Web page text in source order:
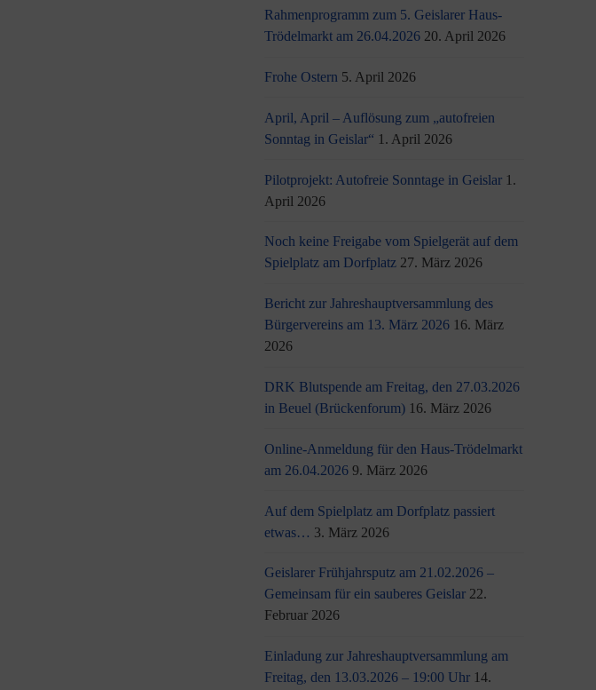
Rahmenprogramm zum 5. Geislarer Haus-
Trödelmarkt am 26.04.2026 20. April 2026
Frohe Ostern 5. April 2026
April, April – Auflösung zum „autofreien
Sonntag in Geislar“ 1. April 2026
Pilotprojekt: Autofreie Sonntage in Geislar 1.
April 2026
Noch keine Freigabe vom Spielgerät auf dem
Spielplatz am Dorfplatz 27. März 2026
Bericht zur Jahreshauptversammlung des
Bürgervereins am 13. März 2026 16. März
2026
DRK Blutspende am Freitag, den 27.03.2026
in Beuel (Brückenforum) 16. März 2026
Online-Anmeldung für den Haus-Trödelmarkt
am 26.04.2026 9. März 2026
Auf dem Spielplatz am Dorfplatz passiert
etwas… 3. März 2026
Geislarer Frühjahrsputz am 21.02.2026 –
Gemeinsam für ein sauberes Geislar 22.
Februar 2026
Einladung zur Jahreshauptversammlung am
Freitag, den 13.03.2026 – 19:00 Uhr 14.